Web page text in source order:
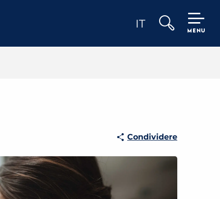
IT
MENU
Condividere